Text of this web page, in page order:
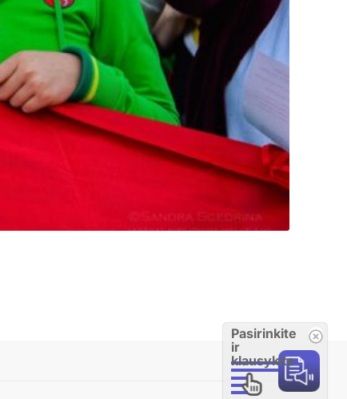
Pasirinkite
ir
klausykite